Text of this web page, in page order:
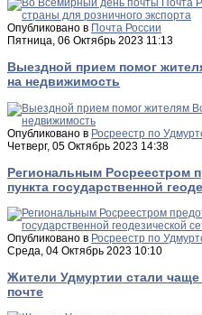
Опубликовано в Почта России
Пятница, 06 Октябрь 2023 11:13
Выездной прием помог
на недвижимость
Опубликовано в Росреестр по
Четверг, 05 Октябрь 2023 14:38
Региональным Росреестром
пункта государственной
Опубликовано в Росреестр по
Среда, 04 Октябрь 2023 10:10
Жители Удмуртии стали чаще
почте